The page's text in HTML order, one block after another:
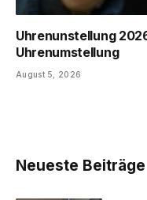
Uhrenunstellung
Uhrenumstellung
August 5, 2026
Neueste Beiträge